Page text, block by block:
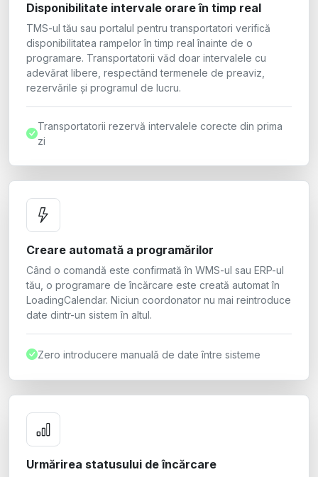
Disponibilitate intervale orare în timp real
TMS-ul tău sau portalul pentru transportatori verifică
disponibilitatea rampelor în timp real înainte de o
programare. Transportatorii văd doar intervalele cu
adevărat libere, respectând termenele de preaviz,
rezervările și programul de lucru.
Transportatorii rezervă intervalele corecte din prima
zi
Creare automată a programărilor
Când o comandă este confirmată în WMS-ul sau ERP-ul
tău, o programare de încărcare este creată automat în
LoadingCalendar. Niciun coordonator nu mai reintroduce
date dintr-un sistem în altul.
Zero introducere manuală de date între sisteme
Urmărirea statusului de încărcare